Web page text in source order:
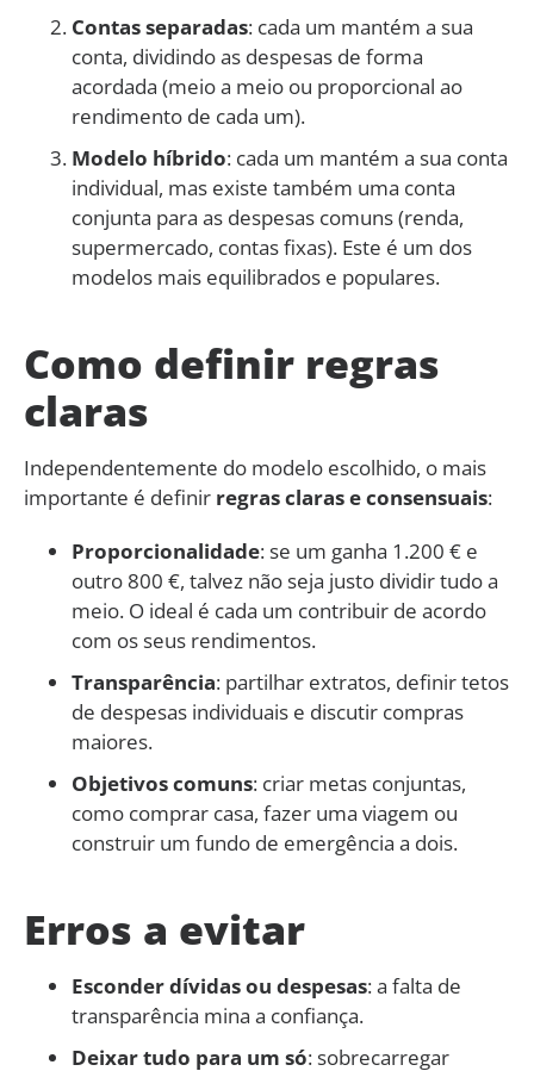
Contas separadas: cada um mantém a sua
conta, dividindo as despesas de forma
acordada (meio a meio ou proporcional ao
rendimento de cada um).
Modelo híbrido: cada um mantém a sua conta
individual, mas existe também uma conta
conjunta para as despesas comuns (renda,
supermercado, contas fixas). Este é um dos
modelos mais equilibrados e populares.
Como definir regras
claras
Independentemente do modelo escolhido, o mais
importante é definir regras claras e consensuais:
Proporcionalidade: se um ganha 1.200 € e
outro 800 €, talvez não seja justo dividir tudo a
meio. O ideal é cada um contribuir de acordo
com os seus rendimentos.
Transparência: partilhar extratos, definir tetos
de despesas individuais e discutir compras
maiores.
Objetivos comuns: criar metas conjuntas,
como comprar casa, fazer uma viagem ou
construir um fundo de emergência a dois.
Erros a evitar
Esconder dívidas ou despesas: a falta de
transparência mina a confiança.
Deixar tudo para um só: sobrecarregar